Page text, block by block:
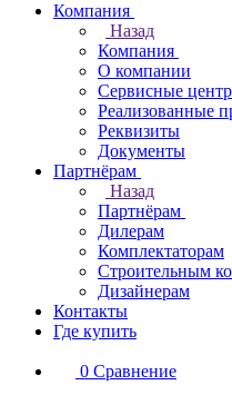
Компания
Назад
Компания
О компании
Сервисные
Реализованные
Реквизиты
Документы
Партнёрам
Назад
Партнёрам
Дилерам
Комплектаторам
Строительным
Дизайнерам
Контакты
Где купить
0 Сравнение